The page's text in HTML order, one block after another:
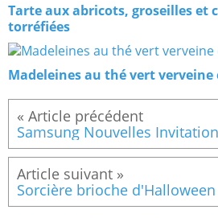
Tarte aux abricots, groseilles et
torréfiées
Madeleines au thé vert
Sorcière brioche d'Halloween